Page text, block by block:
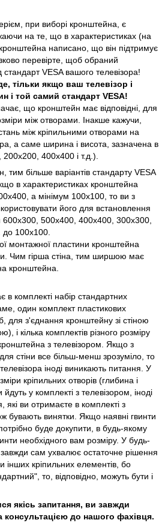
при виборі кронштейна, є
на те, що в характеристиках (на
кронштейна написано, що він підтримує
перевірте, щоб обраний
стандарт VESA вашого телевізора!
тільки якщо ваш телевізор і
і той самий стандарт VESA!
що кронштейн має відповідні, для
між отворами. Інакше кажучи,
між кріпильними отворами на
а саме ширина і висота, зазначена в
400х400 і т.д.).
більше варіантів стандарту VESA
в характеристиках кронштейна
а мінімум 100х100, то ви з
його для встановлення
600х300, 500х400, 400х400, 300х300,
до 100х100.
монтажної пластини кронштейна
Чим гірша стіна, тим ширшою має
кронштейна.
комплекті набір стандартних
один комплект пластикових
для з'єднання кронштейну зі стіною
і кілька комплектів різного розміру
з телевізором. Якщо з
стіни все більш-менш зрозуміло, то
іноді виникають питання. У
кріпильних отворів (глибина і
йдуть у комплекті з телевізором, іноді
які ви отримаєте в комплекті з
бувають винятки. Якщо наявні гвинти
буде докупити, в будь-якому
необхідного вам розміру. У будь-
сам ухвалює остаточне рішення
інших кріпильних елементів, бо
то, відповідно, можуть бути і
якісь запитання, ви завжди
консультацією до нашого фахівця.